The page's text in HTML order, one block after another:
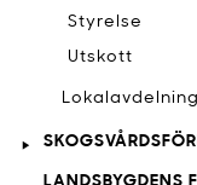
Styrelse
Utskott